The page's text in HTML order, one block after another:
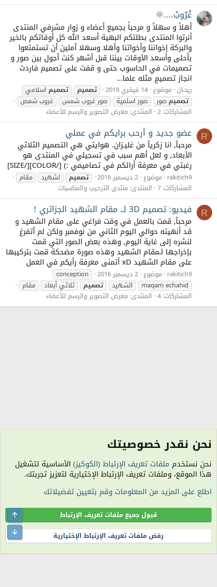
غُرٌوبْ....🌞
أهلاً و سهلاً و مرحباً بجميع أعضاء و زوار مشرفي المنتدى
أنرتوا المنتدى بطلتكم البهية أسعد الله كل أوقاتكم بالخير
والبركة إخواننا وأخواتنا وأهلا وسهلا آملين أن تستمتعوا
بأحلى وأسعد الأوقات بيننا قبل أشهر كنت أجول بين صور و
تصميمات في الحاسوب حتى و قفت على تصميم فاردت
انجاز تصميمٍ مثله علما...
ريحـان موضوع 14 فيفري 2019 تصميم تصميم اسلامي
تصميمصور صور اسلمية صور غروب شمس
غروب شمص
المشاركات: 2
المنتدى: معرض التصوير والرسم للأعضاء
R عضو جديد و أرحب برايكم في عملي
مرحبآ, انا زكريآ من غليـزان. هوايتي هي التصميم الثلاثي
الأبعاد, و لعل أهم سبب في تسجيلي في المنتدى هو
رغبتي في معرفة أرائكم في تصاميمي :) [/COLOR][/SIZE]
rakitich9 موضوع 2 ديسمبر 2016 تصميم لشهيد
مقام
المشاركات: 7
المنتدى: منتدى الترحيب والمناسبات
R فيديو: تصميم 3D لــ مقام الشهيد الجزائري !
مرحبآ, قمت بالعمل في وقت فراغي على مقام الشهيد و
قد أنهيته حوالي اليوم الثاني من نوفمبر ولكن لم أتفرغ
لنشره إلى غاية اليوم, وهذه بعض الصور التي قمت
بإخراجها لـمقام الشهيد وهذه صورة مضحكة قمت بتركيبها
على مقام الشهيد xD أتمنى معرفة رأيكم في العمل
rakitich9 موضوع 2 ديسمبر 2016
conception
maqam echahid
الشهيد تصميم ثلاثي أبعاد
مقام
المشاركات: 4
المنتدى: معرض التصوير والرسم للأعضاء
الكلمات الدلالية
الكوكيز
المنتدى غير مسؤول عن أي اتفاق تجاري أو تعاوني بين الأعضاء، فعلى كل شخص تحمل
مسئولية نفسه.
التعليقات المنشورة لا تعبر عن رأي منتدى اللمة الجزائرية ولا نتحمل أي مسؤولية حيال
ذلك (ويتحمل كاتبها مسؤولية النشر).
Community platform by XenForo® © 2010-2026 XenForo Ltd.
نحن نقدر خصوصيتك
نحن نستخدم ملفات تعريف الإرتباط (الكوكيز) الأساسية لتشغيل
هذا الموقع، وملفات تعريف الإرتباط الإختيارية لتعزيز تجربتك.
اطلع على المزيد من المعلومات وقم بتعيين تفضيلاتك
قبول جميع ملفات تعريف الإرتباط
رفض ملفات تعريف الإرتباط الإختيارية